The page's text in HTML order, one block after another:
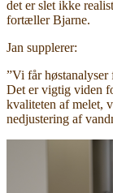
det er slet ikke
fortæller Bjarne.
Jan supplerer:
”Vi får høstanalyser
Det er vigtig viden
kvaliteten af melet,
nedjustering af